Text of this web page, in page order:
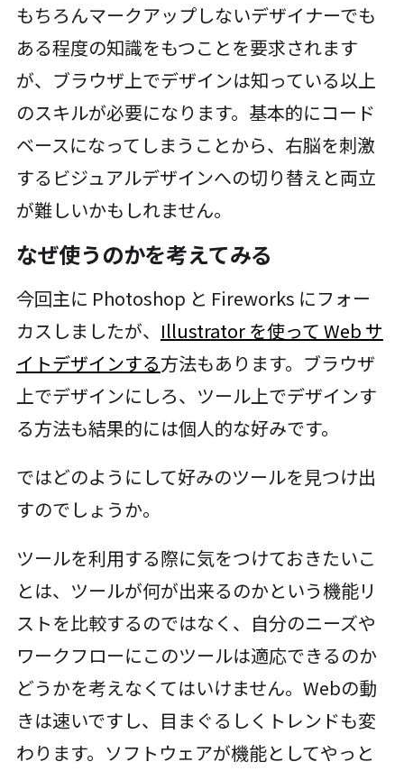
もちろんマークアップしないデザイナーでも
ある程度の知識をもつことを要求されます
が、ブラウザ上でデザインは知っている以上
のスキルが必要になります。基本的にコード
ベースになってしまうことから、右脳を刺激
するビジュアルデザインへの切り替えと両立
が難しいかもしれません。
なぜ使うのかを考えてみる
今回主に Photoshop と Fireworks にフォー
カスしましたが、 Illustrator を使って Web サ
イトデザインする方法もあります。ブラウザ
上でデザインにしろ、ツール上でデザインす
る方法も結果的には個人的な好みです。
ではどのようにして好みのツールを見つけ出
すのでしょうか。
ツールを利用する際に気をつけておきたいこ
とは、ツールが何が出来るのかという機能リ
ストを比較するのではなく、自分のニーズや
ワークフローにこのツールは適応できるのか
どうかを考えなくてはいけません。Webの動
きは速いですし、目まぐるしくトレンドも変
わります。ソフトウェアが機能としてやっと